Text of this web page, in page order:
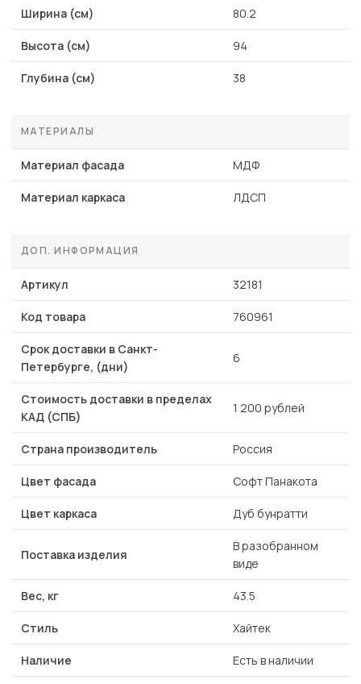
Ширина (см) 80.2
Высота (см) 94
Глубина (см) 38
МАТЕРИАЛЫ
Материал фасада МДФ
Материал каркаса ЛДСП
ДОП. ИНФОРМАЦИЯ
Артикул 32181
Код товара 760961
Срок доставки в Санкт-
Петербурге, (дни)
6
Стоимость доставки в пределах
КАД (СПБ)
1 200 рублей
Страна производитель Россия
Цвет фасада Софт Панакота
Цвет каркаса Дуб бунратти
Поставка изделия
В разобранном
виде
Вес, кг 43.5
Стиль Хайтек
Наличие Есть в наличии